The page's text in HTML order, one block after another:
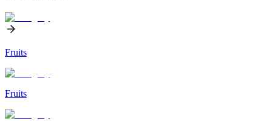
Fruits
Fruits